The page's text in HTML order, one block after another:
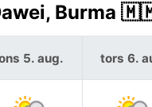
Burma
5. aug. tors 6.